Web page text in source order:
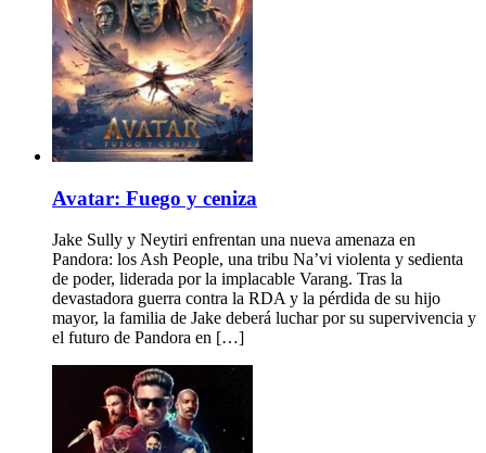
Avatar: Fuego y ceniza
Jake Sully y Neytiri enfrentan una nueva amenaza en
Pandora: los Ash People, una tribu Na’vi violenta y sedienta
de poder, liderada por la implacable Varang. Tras la
devastadora guerra contra la RDA y la pérdida de su hijo
mayor, la familia de Jake deberá luchar por su supervivencia y
el futuro de Pandora en […]